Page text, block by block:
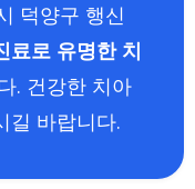
덕양구 행신
료로 유명한 치
. 건강한 치아
길 바랍니다.